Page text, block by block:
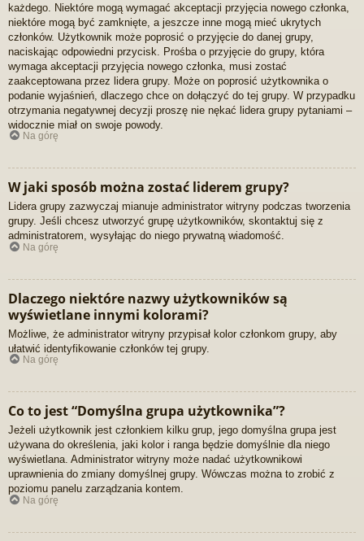
każdego. Niektóre mogą wymagać akceptacji przyjęcia nowego członka,
niektóre mogą być zamknięte, a jeszcze inne mogą mieć ukrytych
członków. Użytkownik może poprosić o przyjęcie do danej grupy,
naciskając odpowiedni przycisk. Prośba o przyjęcie do grupy, która
wymaga akceptacji przyjęcia nowego członka, musi zostać
zaakceptowana przez lidera grupy. Może on poprosić użytkownika o
podanie wyjaśnień, dlaczego chce on dołączyć do tej grupy. W przypadku
otrzymania negatywnej decyzji proszę nie nękać lidera grupy pytaniami –
widocznie miał on swoje powody.
Na górę
W jaki sposób można zostać liderem grupy?
Lidera grupy zazwyczaj mianuje administrator witryny podczas tworzenia
grupy. Jeśli chcesz utworzyć grupę użytkowników, skontaktuj się z
administratorem, wysyłając do niego prywatną wiadomość.
Na górę
Dlaczego niektóre nazwy użytkowników są
wyświetlane innymi kolorami?
Możliwe, że administrator witryny przypisał kolor członkom grupy, aby
ułatwić identyfikowanie członków tej grupy.
Na górę
Co to jest “Domyślna grupa użytkownika”?
Jeżeli użytkownik jest członkiem kilku grup, jego domyślna grupa jest
używana do określenia, jaki kolor i ranga będzie domyślnie dla niego
wyświetlana. Administrator witryny może nadać użytkownikowi
uprawnienia do zmiany domyślnej grupy. Wówczas można to zrobić z
poziomu panelu zarządzania kontem.
Na górę